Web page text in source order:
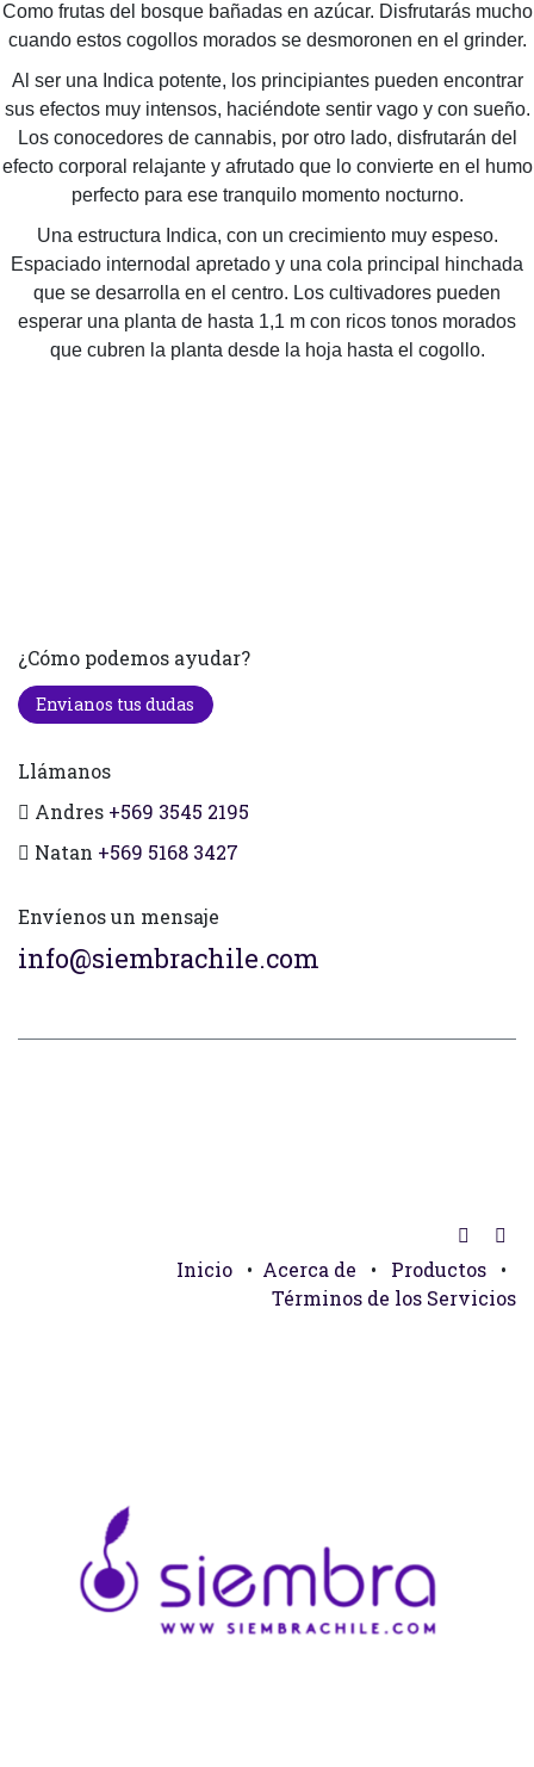
Como frutas del bosque bañadas en azúcar. Disfrutarás mucho
cuando estos cogollos morados se desmoronen en el grinder.
Al ser una Indica potente, los principiantes pueden encontrar
sus efectos muy intensos, haciéndote sentir vago y con sueño.
Los conocedores de cannabis, por otro lado, disfrutarán del
efecto corporal relajante y afrutado que lo convierte en el humo
perfecto para ese tranquilo momento nocturno.
Una estructura Indica, con un crecimiento muy espeso.
Espaciado internodal apretado y una cola principal hinchada
que se desarrolla en el centro. Los cultivadores pueden
esperar una planta de hasta 1,1 m con ricos tonos morados
que cubren la planta desde la hoja hasta el cogollo.
¿Cómo podemos ayudar?
Envianos tus dudas
Llámanos
Andres +569 3545 2195
Natan +569 5168 3427
Envíenos un mensaje
info@siembrachile.com
Inicio • Acerca de • Productos
•
Términos de los Servicios